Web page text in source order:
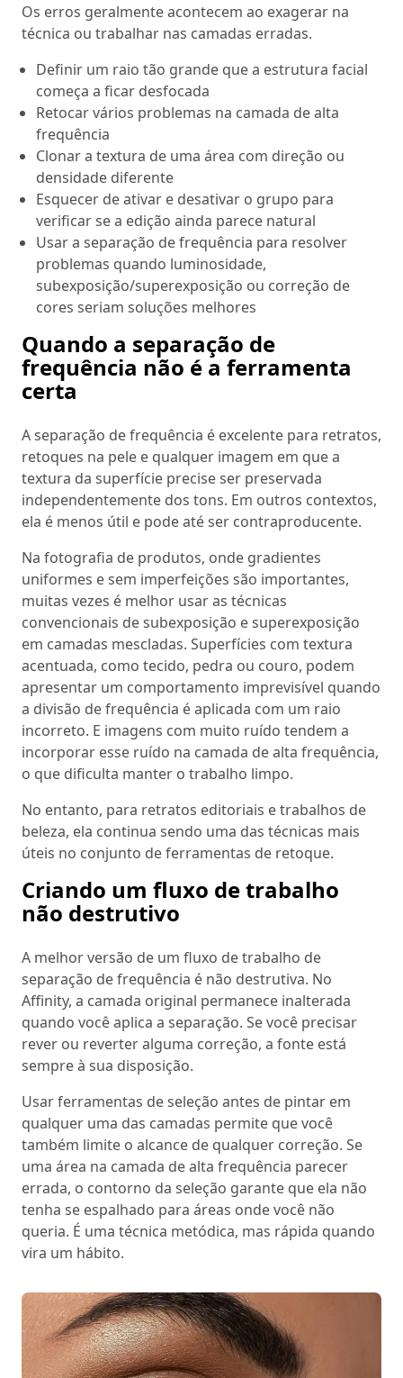
Os erros geralmente acontecem ao exagerar na
técnica ou trabalhar nas camadas erradas.
Definir um raio tão grande que a estrutura facial
começa a ficar desfocada
Retocar vários problemas na camada de alta
frequência
Clonar a textura de uma área com direção ou
densidade diferente
Esquecer de ativar e desativar o grupo para
verificar se a edição ainda parece natural
Usar a separação de frequência para resolver
problemas quando luminosidade,
subexposição/superexposição ou correção de
cores seriam soluções melhores
Quando a separação de
frequência não é a ferramenta
certa
A separação de frequência é excelente para retratos,
retoques na pele e qualquer imagem em que a
textura da superfície precise ser preservada
independentemente dos tons. Em outros contextos,
ela é menos útil e pode até ser contraproducente.
Na fotografia de produtos, onde gradientes
uniformes e sem imperfeições são importantes,
muitas vezes é melhor usar as técnicas
convencionais de subexposição e superexposição
em camadas mescladas. Superfícies com textura
acentuada, como tecido, pedra ou couro, podem
apresentar um comportamento imprevisível quando
a divisão de frequência é aplicada com um raio
incorreto. E imagens com muito ruído tendem a
incorporar esse ruído na camada de alta frequência,
o que dificulta manter o trabalho limpo.
No entanto, para retratos editoriais e trabalhos de
beleza, ela continua sendo uma das técnicas mais
úteis no conjunto de ferramentas de retoque.
Criando um fluxo de trabalho
não destrutivo
A melhor versão de um fluxo de trabalho de
separação de frequência é não destrutiva. No
Affinity, a camada original permanece inalterada
quando você aplica a separação. Se você precisar
rever ou reverter alguma correção, a fonte está
sempre à sua disposição.
Usar ferramentas de seleção antes de pintar em
qualquer uma das camadas permite que você
também limite o alcance de qualquer correção. Se
uma área na camada de alta frequência parecer
errada, o contorno da seleção garante que ela não
tenha se espalhado para áreas onde você não
queria. É uma técnica metódica, mas rápida quando
vira um hábito.